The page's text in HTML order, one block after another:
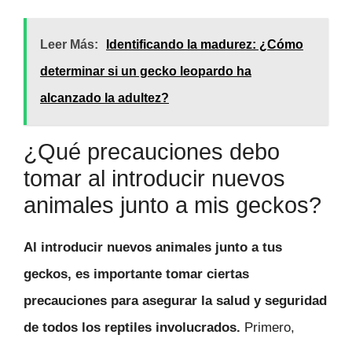
Leer Más:
Identificando la madurez: ¿Cómo
determinar si un gecko leopardo ha
alcanzado la adultez?
¿Qué precauciones debo
tomar al introducir nuevos
animales junto a mis geckos?
Al introducir nuevos animales junto a tus
geckos, es importante tomar ciertas
precauciones para asegurar la salud y seguridad
de todos los reptiles involucrados. Primero,